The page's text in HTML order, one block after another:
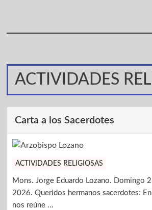
ACTIVIDADES
Carta a los Sacerdotes
ACTIVIDADES RELIGIOSAS
Mons. Jorge Eduardo Lozano. Domingo
2026. Queridos hermanos sacerdotes:
nos reúne ...